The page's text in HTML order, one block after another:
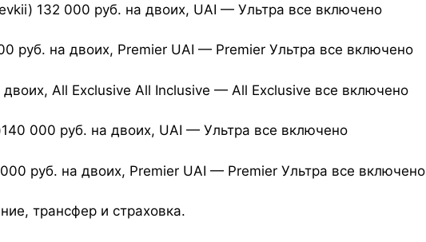
132 000 руб. на двоих, UAI — Ультра все включено
руб. на двоих, Premier UAI — Premier Ультра все включено
All Exclusive All Inclusive — All Exclusive все включено
000 руб. на двоих, UAI — Ультра все включено
руб. на двоих, Premier UAI — Premier Ультра все включено
трансфер и страховка.